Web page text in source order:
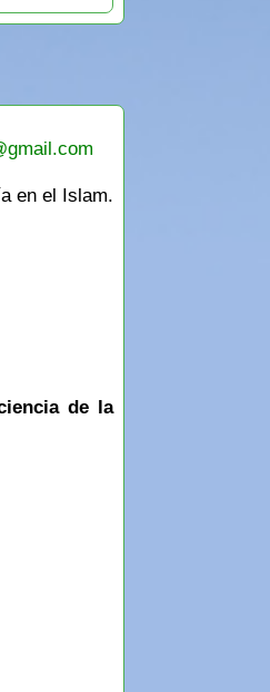
en el Islam.
de la